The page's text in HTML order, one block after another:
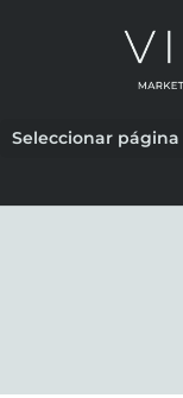
Seleccionar página